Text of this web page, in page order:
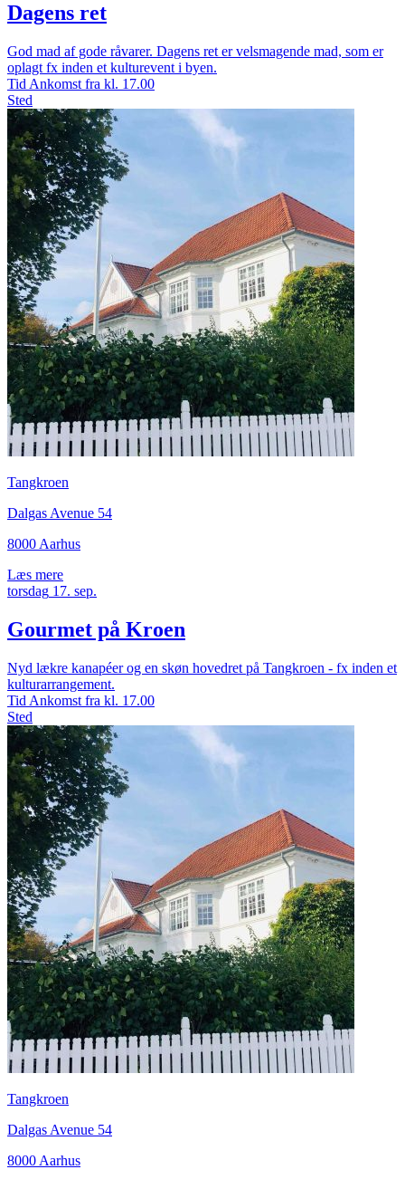
Dagens ret
God mad af gode råvarer. Dagens ret er velsmagende mad, som er
oplagt fx inden et kulturevent i byen.
Tid Ankomst fra kl. 17.00
Sted
Tangkroen
Dalgas Avenue 54
8000 Aarhus
Læs mere
torsdag 17. sep.
Gourmet på Kroen
Nyd lækre kanapéer og en skøn hovedret på Tangkroen - fx inden et
kulturarrangement.
Tid Ankomst fra kl. 17.00
Sted
Tangkroen
Dalgas Avenue 54
8000 Aarhus